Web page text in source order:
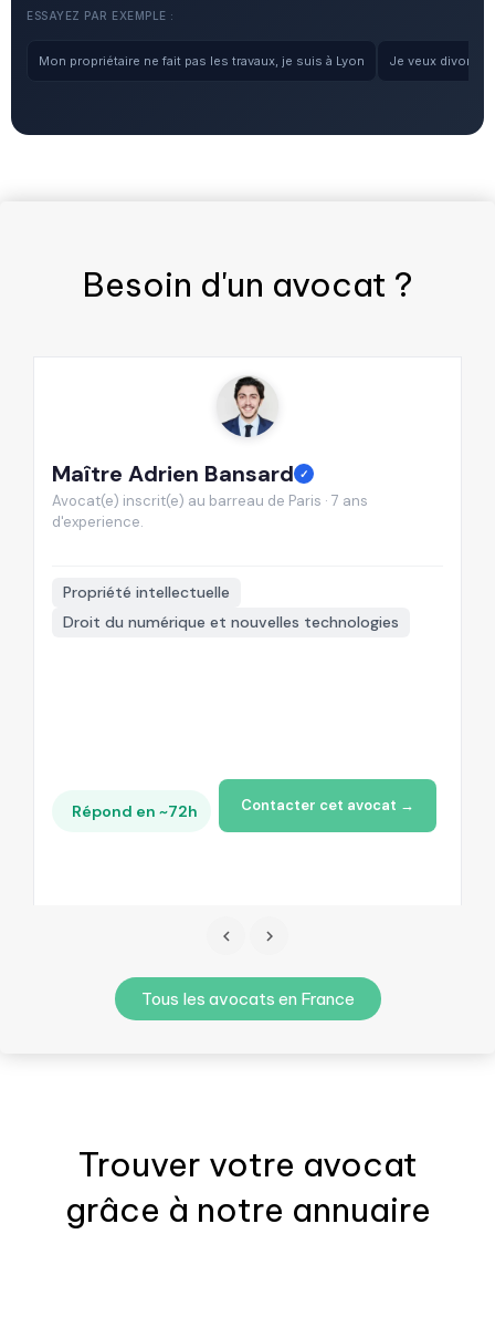
ESSAYEZ PAR EXEMPLE :
Mon propriétaire ne fait pas les travaux, je suis à Lyon Je veux
Besoin d'un avocat ?
Maître Adrien Bansard ✓
Avocat(e) inscrit(e) au barreau de Paris · 7 ans
d'experience.
Propriété intellectuelle
Droit du numérique et nouvelles technologies
Répond en ~72h Contacter cet avocat →
Tous les avocats en France
Trouver votre avocat
grâce à notre annuaire